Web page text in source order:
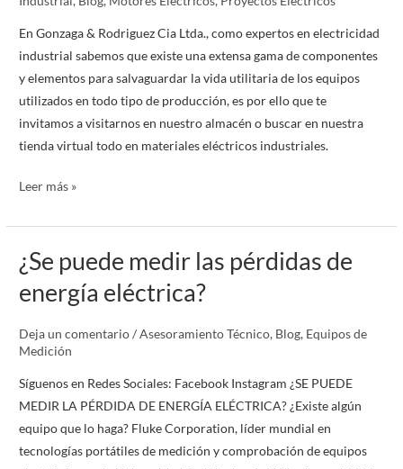
En Gonzaga & Rodriguez Cia Ltda., como expertos en electricidad
industrial sabemos que existe una extensa gama de componentes
y elementos para salvaguardar la vida utilitaria de los equipos
utilizados en todo tipo de producción, es por ello que te
invitamos a visitarnos en nuestro almacén o buscar en nuestra
tienda virtual todo en materiales eléctricos industriales.
TRIFÁSICOS
(MET)
Leer más »
¿Se puede medir las pérdidas de
energía eléctrica?
Deja un comentario/Asesoramiento Técnico, Blog, Equipos de
Medición
Síguenos en Redes Sociales: Facebook Instagram ¿SE PUEDE
MEDIR LA PÉRDIDA DE ENERGÍA ELÉCTRICA? ¿Existe algún
equipo que lo haga? Fluke Corporation, líder mundial en
tecnologías portátiles de medición y comprobación de equipos
¿Se
puede
medir
pérdidas
energía
eléctrica?